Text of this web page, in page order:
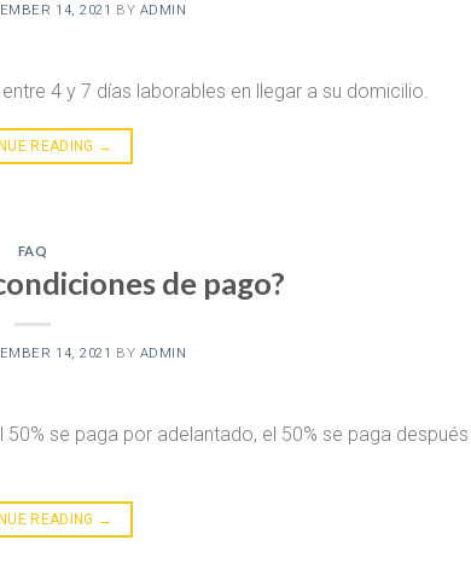
14, 2021 BY ADMIN
4 y 7 días laborables en llegar a su domicilio.
READING →
FAQ
de pago?
14, 2021 BY ADMIN
se paga por adelantado, el 50% se paga
READING →